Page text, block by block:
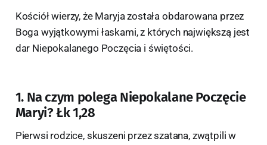
Kościół wierzy, że Maryja została obdarowana przez
Boga wyjątkowymi łaskami, z których największą jest
dar Niepokalanego Poczęcia i świętości.
1. Na czym polega Niepokalane Poczęcie
Maryi? Łk 1,28
Pierwsi rodzice, skuszeni przez szatana, zwątpili w